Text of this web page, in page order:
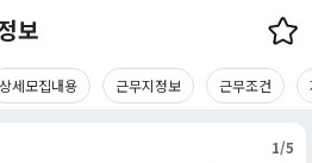
보
상세모집내용 근무지정보 근무조건
1/5